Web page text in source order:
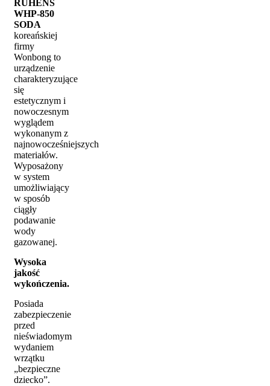
RUHENS
WHP-850
SODA
koreańskiej
firmy
Wonbong to
urządzenie
charakteryzujące
się
estetycznym i
nowoczesnym
wyglądem
wykonanym z
najnowocześniejszych
materiałów.
Wyposażony
w system
umożliwiający
w sposób
ciągły
podawanie
wody
gazowanej.
Wysoka
jakość
wykończenia.
Posiada
zabezpieczenie
przed
nieświadomym
wydaniem
wrzątku
„bezpieczne
dziecko”.